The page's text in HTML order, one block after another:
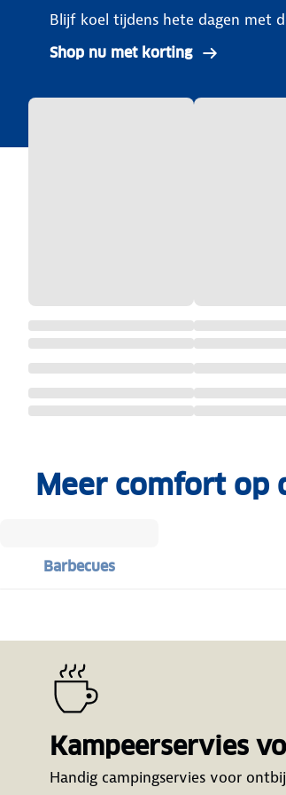
Blijf koel tijdens hete dagen met
Shop nu met korting
Meer comfort op
Barbecues
Kampeerservies
Handig campingservies voor